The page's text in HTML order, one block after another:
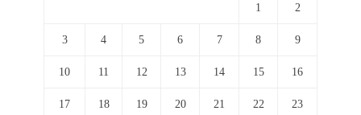
1 2
3 4 5 6 7 8 9
10 11 12 13 14 15 16
17 18 19 20 21 22 23